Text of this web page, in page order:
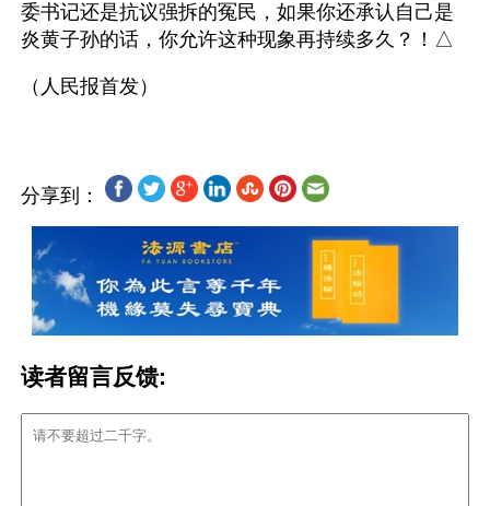
委书记还是抗议强拆的冤民，如果你还承认自己是
炎黄子孙的话，你允许这种现象再持续多久？！△
分享到：
读者留言反馈: